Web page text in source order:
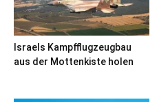
Israels Kampfflugzeugbau
aus der Mottenkiste holen